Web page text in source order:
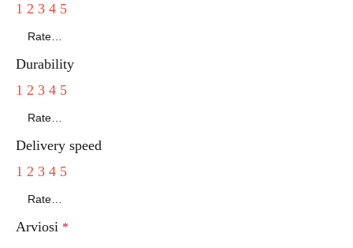
1 2 3 4 5
Durability
1 2 3 4 5
Delivery speed
1 2 3 4 5
Arviosi *